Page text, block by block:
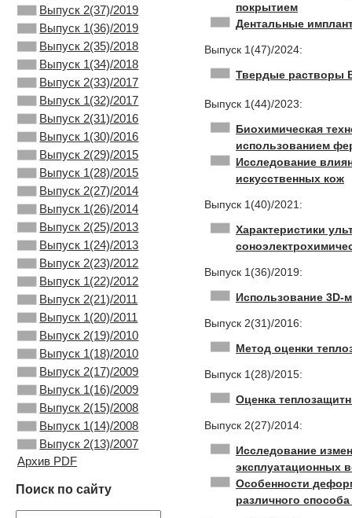
Выпуск 2(37)/2019
Выпуск 1(36)/2019
Выпуск 2(35)/2018
Выпуск 1(34)/2018
Выпуск 2(33)/2017
Выпуск 1(32)/2017
Выпуск 2(31)/2016
Выпуск 1(30)/2016
Выпуск 2(29)/2015
Выпуск 1(28)/2015
Выпуск 2(27)/2014
Выпуск 1(26)/2014
Выпуск 2(25)/2013
Выпуск 1(24)/2013
Выпуск 2(23)/2012
Выпуск 1(22)/2012
Выпуск 2(21)/2011
Выпуск 1(20)/2011
Выпуск 2(19)/2010
Выпуск 1(18)/2010
Выпуск 2(17)/2009
Выпуск 1(16)/2009
Выпуск 2(15)/2008
Выпуск 1(14)/2008
Выпуск 2(13)/2007
Архив PDF
Поиск по сайту
покрытием
Дентальные
Выпуск 1(47)/2024:
Твердые растворы
Выпуск 1(44)/2023:
Биохимическая
использованием
Исследование
искусственных кож
Выпуск 1(40)/2021:
Характеристики
Выпуск 1(36)/2019:
Использование 3D-
Выпуск 2(31)/2016:
Метод оценки
Выпуск 1(28)/2015:
Оценка
Выпуск 2(27)/2014:
Исследование
эксплуатационных
Особенности
различного